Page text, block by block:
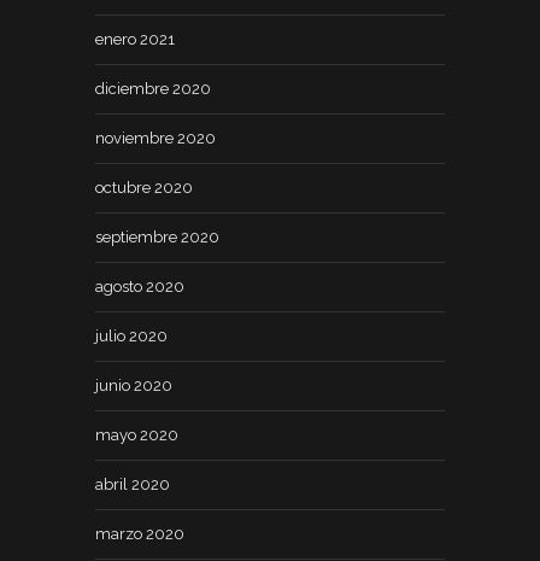
enero 2021
diciembre 2020
noviembre 2020
octubre 2020
septiembre 2020
agosto 2020
julio 2020
junio 2020
mayo 2020
abril 2020
marzo 2020